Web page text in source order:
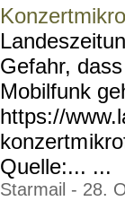
Gefahr,
Mobilfunk
https://
konzertm
Quelle:... ...
Starmail - 28.